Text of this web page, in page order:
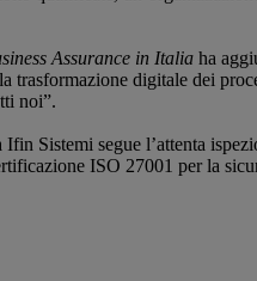
Assurance in Italia ha
digitale dei
noi”.
Sistemi segue l’attenta
ISO 27001 per la